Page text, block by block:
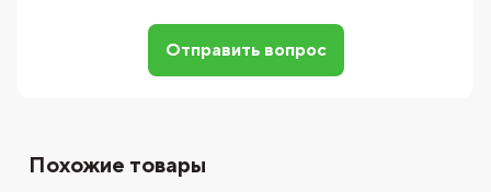
Отправить вопрос
Похожие товары